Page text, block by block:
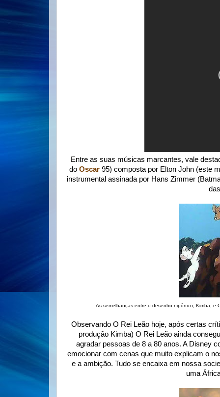
Entre as suas músicas marcantes, vale
do Oscar95) composta por Elton John (este
instrumental assinada por Hans Zimmer
As semelhanças entre o desenho nipônico, Kimba, e
Observando O Rei Leão hoje, após certas
produção Kimba) O Rei Leão ainda
agradar pessoas de 8 a 80 anos. A Disney
emocionar com cenas que muito explicam o
e a ambição. Tudo se encaixa em nossa
uma